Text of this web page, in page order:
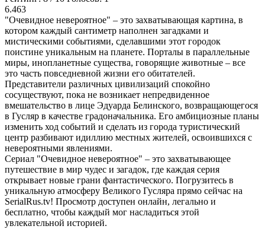
6.463
"Очевидное невероятное" – это захватывающая картина, в
котором каждый сантиметр наполнен загадками и
мистическими событиями, сделавшими этот городок
поистине уникальным на планете. Порталы в параллельные
миры, инопланетные существа, говорящие животные – все
это часть повседневной жизни его обитателей.
Представители различных цивилизаций спокойно
сосуществуют, пока не возникает непредвиденное
вмешательство в лице Эдуарда Белинского, возвращающегося
в Гусляр в качестве градоначальника. Его амбициозные планы
изменить ход событий и сделать из города туристический
центр разбивают идиллию местных жителей, освоившихся с
невероятными явлениями.
Сериал "Очевидное невероятное" – это захватывающее
путешествие в мир чудес и загадок, где каждая серия
открывает новые грани фантастического. Погрузитесь в
уникальную атмосферу Великого Гусляра прямо сейчас на
SerialRus.tv! Просмотр доступен онлайн, легально и
бесплатно, чтобы каждый мог насладиться этой
увлекательной историей.